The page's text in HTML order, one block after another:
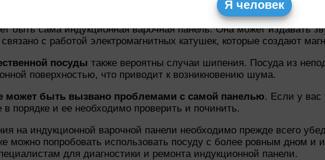
панели.
быть сама индукционная варочная панель. Она может издавать
с работой электромагнитных катушек, которые создают
посуды также вероятны случаи шипения. Посуда из
поверхностью, что приводит к возникновению шума.
может быть вызвано проблемами с самой панелью. Если у вас
порядке и ее необходимо проверить и починить.
на индукционной варочной панели необходимо прежде всего
можно попробовать использовать посуду с более ровным дном и
для диагностики и ремонта индукционной панели.
Я человек